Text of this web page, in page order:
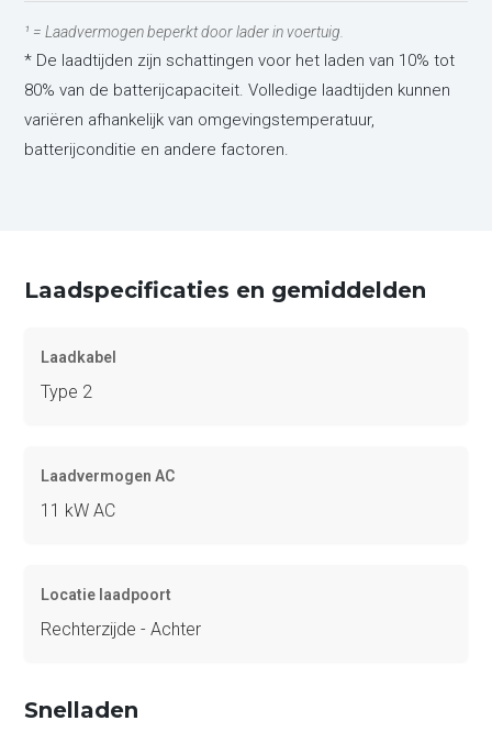
¹ = Laadvermogen beperkt door lader in voertuig.
* De laadtijden zijn schattingen voor het laden van 10% tot
80% van de batterijcapaciteit. Volledige laadtijden kunnen
variëren afhankelijk van omgevingstemperatuur,
batterijconditie en andere factoren.
Laadspecificaties en gemiddelden
Laadkabel
Type 2
Laadvermogen AC
11 kW AC
Locatie laadpoort
Rechterzijde - Achter
Snelladen